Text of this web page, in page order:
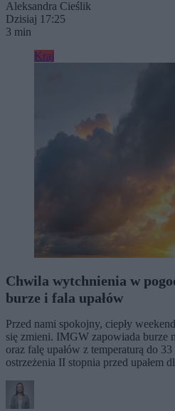
Aleksandra Cieślik
Dzisiaj 17:25
3 min
Kraj
Chwila wytchnienia w
burze i fala upałów
Przed nami spokojny, ciepły
się zmieni. IMGW zapowiada burze
oraz falę upałów z temperaturą do
ostrzeżenia II stopnia przed upałem